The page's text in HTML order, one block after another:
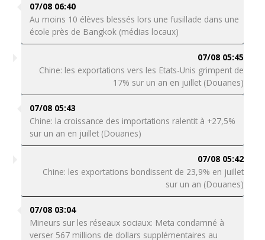
07/08 06:40
Au moins 10 élèves blessés lors une fusillade dans une
école près de Bangkok (médias locaux)
07/08 05:45
Chine: les exportations vers les Etats-Unis grimpent de
17% sur un an en juillet (Douanes)
07/08 05:43
Chine: la croissance des importations ralentit à +27,5%
sur un an en juillet (Douanes)
07/08 05:42
Chine: les exportations bondissent de 23,9% en juillet
sur un an (Douanes)
07/08 03:04
Mineurs sur les réseaux sociaux: Meta condamné à
verser 567 millions de dollars supplémentaires au